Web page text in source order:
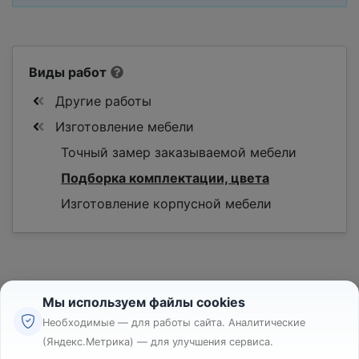
Виды работ
Другие работы
Изготовление мебели
Точный замер заказываемой мебели
Подборка комплектации, цвета
Изготовление корпусной мебели
Реклама
Мы используем файлы cookies
Необходимые — для работы сайта. Аналитические
(Яндекс.Метрика) — для улучшения сервиса.